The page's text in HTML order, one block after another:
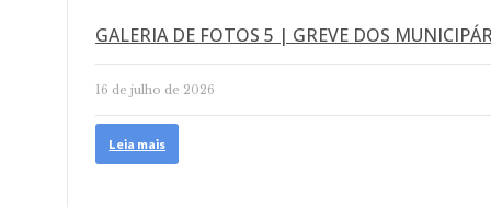
GALERIA DE FOTOS 5 | GREVE DOS
16 de julho de 2026
Leia mais